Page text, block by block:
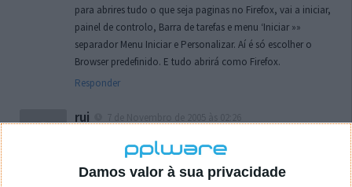
Damos valor à sua privacidade
para abrires tudo o que seja paginas no Firefox, vai a iniciar,
painel de controlo, Barra de tarefas e menu ‘Iniciar »»
separador Menu Iniciar e Personalizar. Aí é só escolher o
Browser predefinido. E tudo abrirá como Firefox.
Responder
rui
localizaçao referida n se encontra la nada k me permita por
o firefox como browser predefenido
Ja percorri o painel